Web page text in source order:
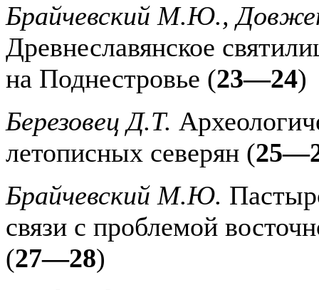
Брайчевский М.Ю.,
Древнеславянское
на Поднестровье (23—24)
Березовец Д.Т.
летописных северян (
Брайчевский М.Ю.
связи с проблемой
(27—28)